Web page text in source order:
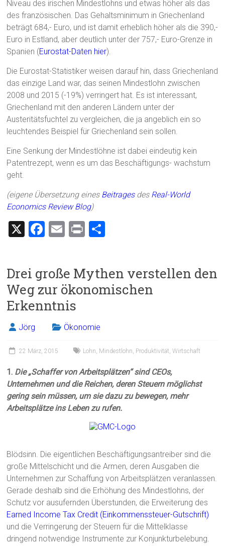
Niveau des irischen Mindestlohns und etwas höher als das
des französischen. Das Gehaltsminimum in Griechenland
beträgt 684,- Euro, und ist damit erheblich höher als die 390,-
Euro in Estland, aber deutlich unter der 757,- Euro-Grenze in
Spanien (Eurostat-Daten hier).
Die Eurostat-Statistiker weisen darauf hin, dass Griechenland
das einzige Land war, das seinen Mindestlohn zwischen
2008 und 2015 (-19%) verringert hat. Es ist interessant,
Griechenland mit den anderen Ländern unter der
Austeritätsfuchtel zu vergleichen, die ja angeblich ein so
leuchtendes Beispiel für Griechenland sein sollen.
Eine Senkung der Mindestlöhne ist dabei eindeutig kein
Patentrezept, wenn es um das Beschäftigungs- wachstum
geht.
(eigene Übersetzung eines Beitragesdes Real-World
Economics Review Blog)
X
F
b
o
ok
E
l
Pr
n
Drei große Mythen verstellen den
Weg zur ökonomischen
Erkenntnis
Jörg Ökonomie
22 März, 2015 Lohn Mindestlohn Produktivität ,Wirtschaft
1. Die „Schaffer von Arbeitsplätzen“ sind CEOs,
Unternehmen und die Reichen, deren Steuern möglichst
gering sein müssen, um sie dazu zu bewegen, mehr
Arbeitsplätze ins Leben zu rufen.
Blödsinn. Die eigentlichen Beschäftigungsantreiber sind die
große Mittelschicht und die Armen, deren Ausgaben die
Unternehmen zur Schaffung von Arbeitsplätzen veranlassen.
Gerade deshalb sind die Erhöhung des Mindestlohns, der
Schutz vor ausufernden Überstunden, die Erweiterung des
Earned Income Tax Credit (Einkommenssteuer-Gutschrift)
und die Verringerung der Steuern für die Mittelklasse
dringend notwendige Instrumente zur Konjunkturbelebung.